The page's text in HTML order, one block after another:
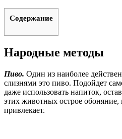
Содержание
Народные методы
Пиво. Один из наиболее
слизнями это пиво. Подойдет
даже использовать напиток,
этих животных острое
привлекает.